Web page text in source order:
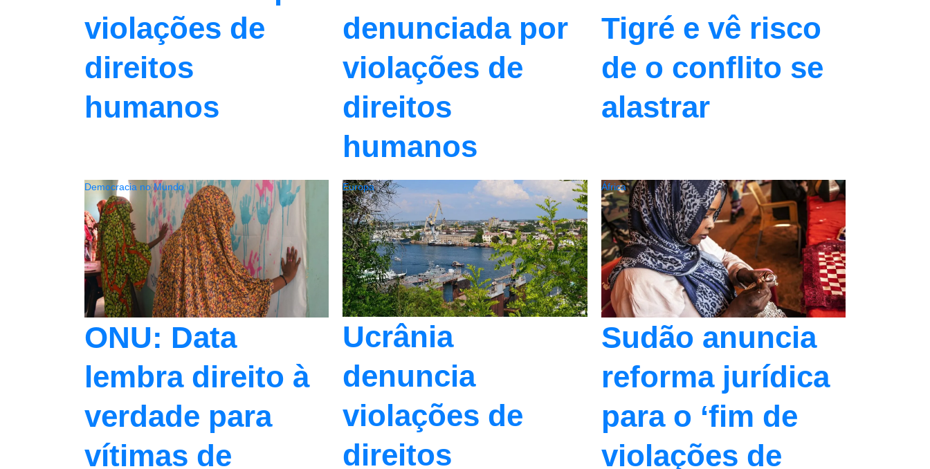
violações de
direitos
humanos
denunciada por
violações de
direitos
humanos
Tigré e vê risco
de o conflito se
alastrar
ONU: Data
lembra direito à
verdade para
vítimas de
Democracia no Mundo
Ucrânia
denuncia
violações de
direitos
Europa
Sudão anuncia
reforma jurídica
para o ‘fim de
violações de
África